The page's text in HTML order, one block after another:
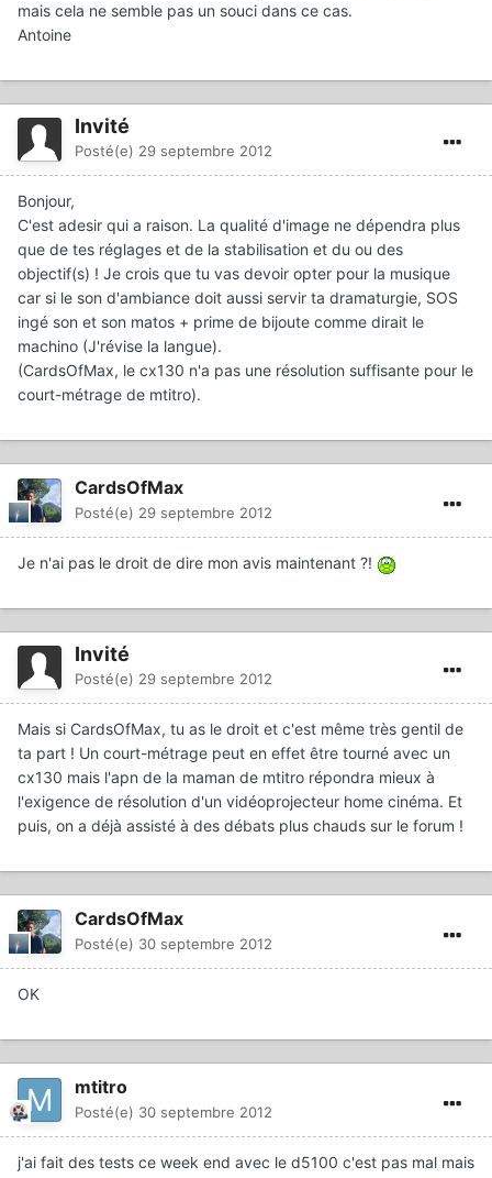
mais cela ne semble pas un souci dans ce cas.
Antoine
Invité
Posté(e) 29 septembre 2012
Bonjour,
C'est adesir qui a raison. La qualité d'image ne dépendra plus
que de tes réglages et de la stabilisation et du ou des
objectif(s) ! Je crois que tu vas devoir opter pour la musique
car si le son d'ambiance doit aussi servir ta dramaturgie, SOS
ingé son et son matos + prime de bijoute comme dirait le
machino (J'révise la langue).
(CardsOfMax, le cx130 n'a pas une résolution suffisante pour le
court-métrage de mtitro).
CardsOfMax
Posté(e) 29 septembre 2012
Je n'ai pas le droit de dire mon avis maintenant ?!
Invité
Posté(e) 29 septembre 2012
Mais si CardsOfMax, tu as le droit et c'est même très gentil de
ta part ! Un court-métrage peut en effet être tourné avec un
cx130 mais l'apn de la maman de mtitro répondra mieux à
l'exigence de résolution d'un vidéoprojecteur home cinéma. Et
puis, on a déjà assisté à des débats plus chauds sur le forum !
CardsOfMax
Posté(e) 30 septembre 2012
OK
mtitro
Posté(e) 30 septembre 2012
j'ai fait des tests ce week end avec le d5100 c'est pas mal mais